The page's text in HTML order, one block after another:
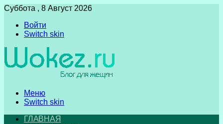
Суббота , 8 Август 2026
Войти
Switch skin
Меню
Switch skin
ГЛАВНАЯ